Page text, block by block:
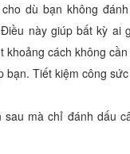
dù bạn không
này giúp bất kỳ ai
khoảng cách không
bạn. Tiết kiệm công
sau mà chỉ đánh dấu